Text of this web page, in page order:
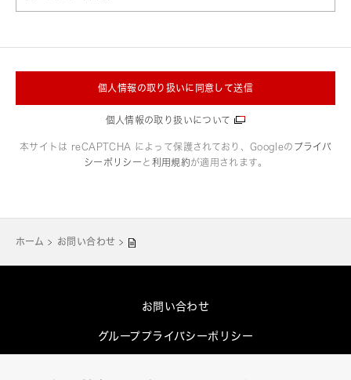
個人情報の取り扱いに同意して送信
個人情報の取り扱いについて
本サイトは reCAPTCHA によって保護されており、Googleの プライバ
シーポリシー と 利用規約が適用されます。
ホーム お問い合わせ
お問い合わせ
グループプライバシーポリシー